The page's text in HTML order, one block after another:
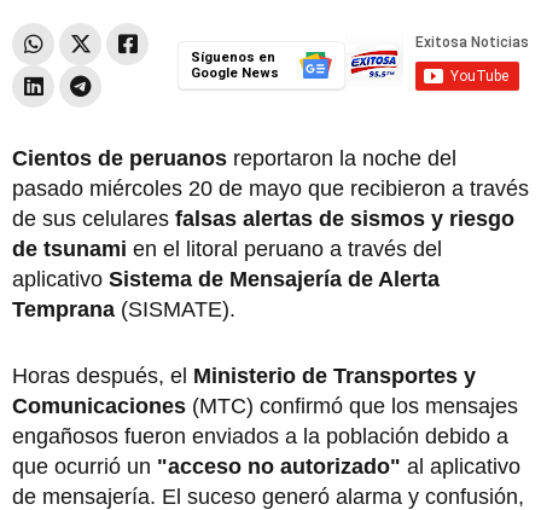
Síguenos en
Google News
Cientos de peruanos reportaron la noche del
pasado miércoles 20 de mayo que recibieron a través
de sus celulares falsas alertas de sismos y riesgo
de tsunami en el litoral peruano a través del
aplicativo Sistema de Mensajería de Alerta
Temprana (SISMATE).
Horas después, el Ministerio de Transportes y
Comunicaciones (MTC) confirmó que los mensajes
engañosos fueron enviados a la población debido a
que ocurrió un "acceso no autorizado" al aplicativo
de mensajería. El suceso generó alarma y confusión,